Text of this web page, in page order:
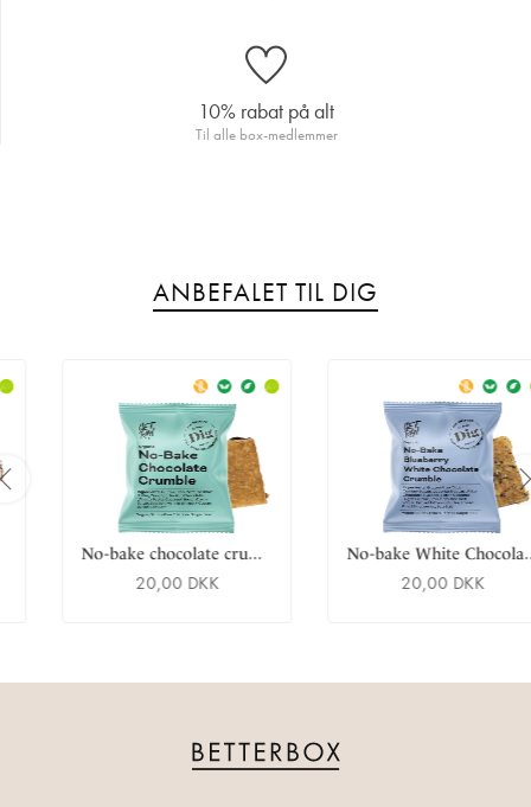
Kan indeholde spor af mandler.
10% rabat på alt
Til alle box-medlemmer
ANBEFALET TIL DIG
N
o-bake chocolate crumble
20,00 DKK
N
o-bake White Chocolate Blueberry Crumble
20,00 DKK